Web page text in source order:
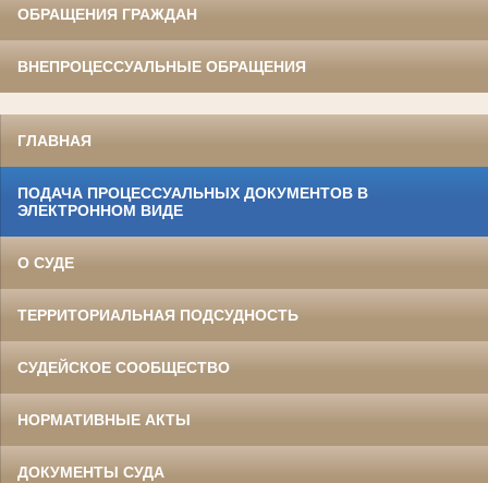
ОБРАЩЕНИЯ ГРАЖДАН
ВНЕПРОЦЕССУАЛЬНЫЕ ОБРАЩЕНИЯ
ГЛАВНАЯ
ПОДАЧА ПРОЦЕССУАЛЬНЫХ ДОКУМЕНТОВ В
ЭЛЕКТРОННОМ ВИДЕ
О СУДЕ
ТЕРРИТОРИАЛЬНАЯ ПОДСУДНОСТЬ
СУДЕЙСКОЕ СООБЩЕСТВО
НОРМАТИВНЫЕ АКТЫ
ДОКУМЕНТЫ СУДА